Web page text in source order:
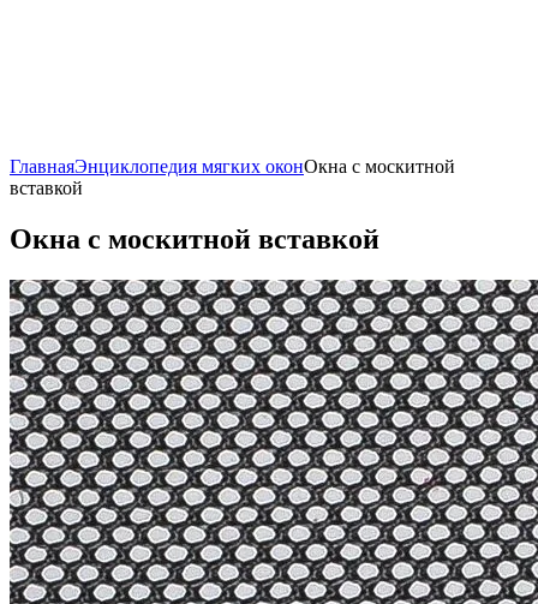
ГлавнаяЭнциклопедия мягких оконОкна с москитной
вставкой
Окна с москитной вставкой